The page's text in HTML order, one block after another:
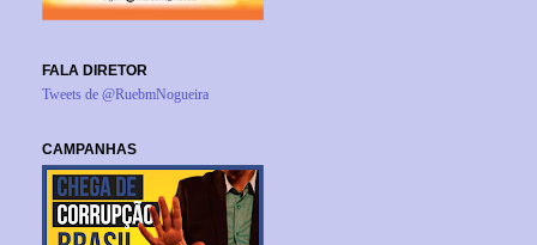
FALA DIRETOR
Tweets de @RuebmNogueira
CAMPANHAS